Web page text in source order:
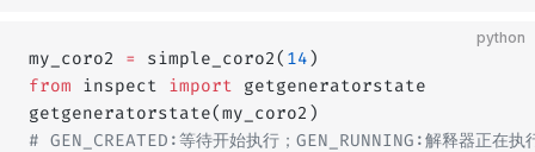
python
my_coro2 = simple_coro2( 14 )
from inspect import getgeneratorstate
getgeneratorstate(my_coro2)
# GEN_CREATED:等待开始执行；GEN_RUNNING:解释器正在